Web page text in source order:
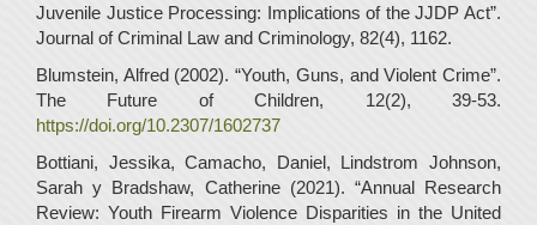
Juvenile Justice Processing: Implications of the JJDP Act”.
Journal of Criminal Law and Criminology, 82(4), 1162.
Blumstein, Alfred (2002). “Youth, Guns, and Violent Crime”.
The Future of Children, 12(2), 39-53.
https://doi.org/10.2307/1602737
Bottiani, Jessika, Camacho, Daniel, Lindstrom Johnson,
Sarah y Bradshaw, Catherine (2021). “Annual Research
Review: Youth Firearm Violence Disparities in the United